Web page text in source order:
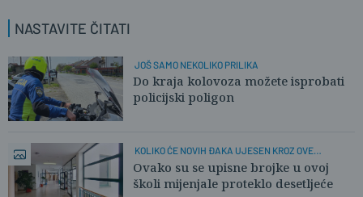
NASTAVITE ČITATI
JOŠ SAMO NEKOLIKO PRILIKA
Do kraja kolovoza možete isprobati
policijski poligon
KOLIKO ĆE NOVIH ĐAKA UJESEN KROZ OVE
HODNIKE?
Ovako su se upisne brojke u ovoj
školi mijenjale proteklo desetljeće